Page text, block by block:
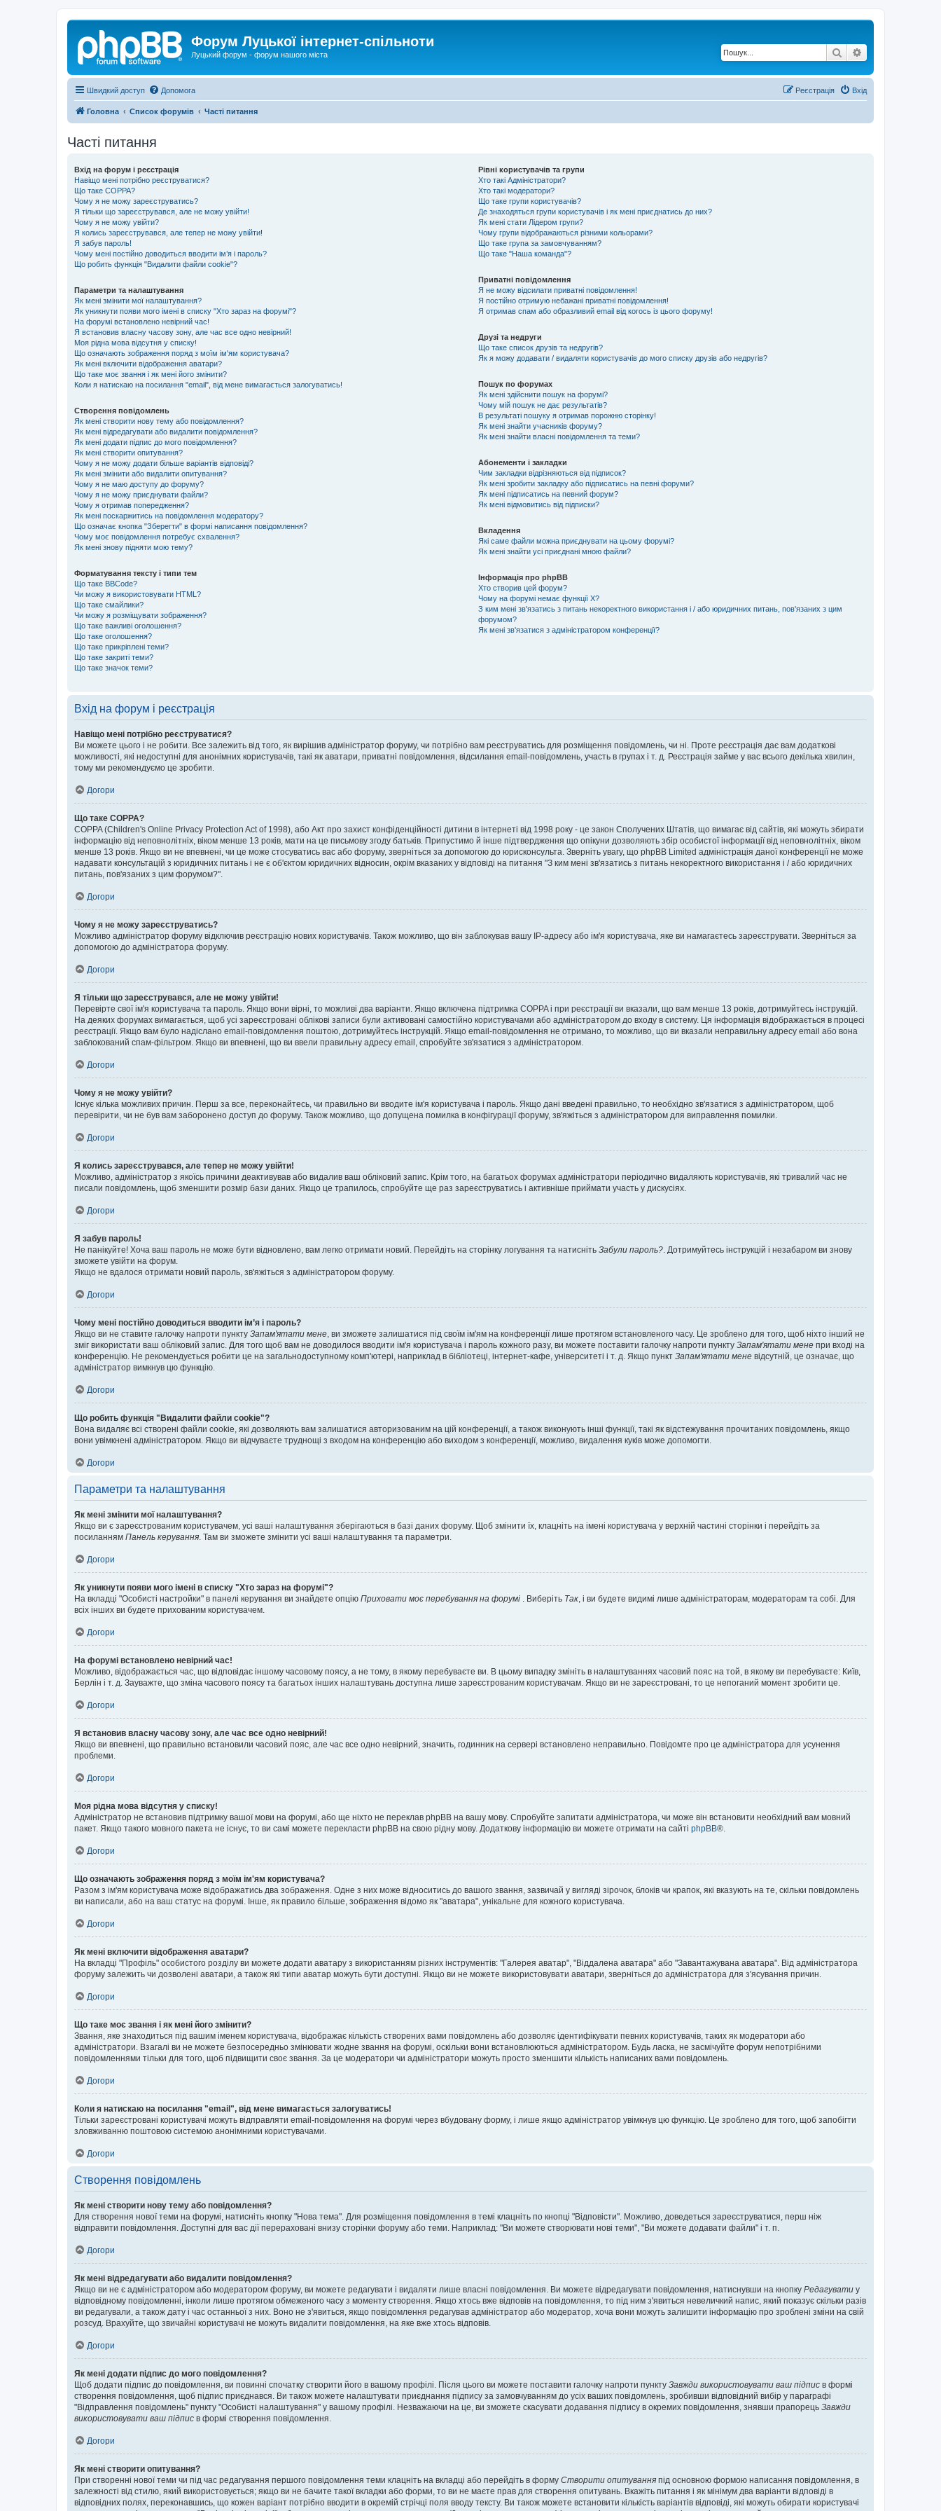
Форум Луцької інтернет-спільноти
Луцький форум - форум нашого міста Пошук
Швидкий доступ Допомога Вхід
Реєстрація
Головна Список форумів Часті питання
Часті питання
Вхід на форум і реєстрація
Навіщо мені потрібно реєструватися?
Що таке COPPA?
Чому я не можу зареєструватись?
Я тільки що зареєструвався, але не можу увійти!
Чому я не можу увійти?
Я колись зареєструвався, але тепер не можу увійти!
Я забув пароль!
Чому мені постійно доводиться вводити ім’я і пароль?
Що робить функція "Видалити файли cookie"?
Параметри та налаштування
Як мені змінити мої налаштування?
Як уникнути появи мого імені в списку "Хто зараз на форумі"?
На форумі встановлено невірний час!
Я встановив власну часову зону, але час все одно невірний!
Моя рідна мова відсутня у списку!
Що означають зображення поряд з моїм ім'ям користувача?
Як мені включити відображення аватари?
Що таке моє звання і як мені його змінити?
Коли я натискаю на посилання "email", від мене вимагається залогуватись!
Створення повідомлень
Як мені створити нову тему або повідомлення?
Як мені відредагувати або видалити повідомлення?
Як мені додати підпис до мого повідомлення?
Як мені створити опитування?
Чому я не можу додати більше варіантів відповіді?
Як мені змінити або видалити опитування?
Чому я не маю доступу до форуму?
Чому я не можу приєднувати файли?
Чому я отримав попередження?
Як мені поскаржитись на повідомлення модератору?
Що означає кнопка "Зберегти" в формі написання повідомлення?
Чому моє повідомлення потребує схвалення?
Як мені знову підняти мою тему?
Форматування тексту і типи тем
Що таке BBCode?
Чи можу я використовувати HTML?
Що таке смайлики?
Чи можу я розміщувати зображення?
Що таке важливі оголошення?
Що таке оголошення?
Що таке прикріплені теми?
Що таке закриті теми?
Що таке значок теми?
Рівні користувачів та групи
Хто такі Адміністратори?
Хто такі модератори?
Що таке групи користувачів?
Де знаходяться групи користувачів і як мені приєднатись до них?
Як мені стати Лідером групи?
Чому групи відображаються різними кольорами?
Що таке група за замовчуванням?
Що таке "Наша команда"?
Приватні повідомлення
Я не можу відсилати приватні повідомлення!
Я постійно отримую небажані приватні повідомлення!
Я отримав спам або образливий email від когось із цього форуму!
Друзі та недруги
Що таке список друзів та недругів?
Як я можу додавати / видаляти користувачів до мого списку друзів або недругів?
Пошук по форумах
Як мені здійснити пошук на форумі?
Чому мій пошук не дає результатів?
В результаті пошуку я отримав порожню сторінку!
Як мені знайти учасників форуму?
Як мені знайти власні повідомлення та теми?
Абонементи і закладки
Чим закладки відрізняються від підписок?
Як мені зробити закладку або підписатись на певні форуми?
Як мені підписатись на певний форум?
Як мені відмовитись від підписки?
Вкладення
Які саме файли можна приєднувати на цьому форумі?
Як мені знайти усі приєднані мною файли?
Інформація про phpBB
Хто створив цей форум?
Чому на форумі немає функції X?
З ким мені зв'язатись з питань некоректного використання і / або юридичних питань, пов'язаних з цим
форумом?
Як мені зв'язатися з адміністратором конференції?
Вхід на форум і реєстрація
Навіщо мені потрібно реєструватися?
Ви можете цього і не робити. Все залежить від того, як вирішив адміністратор форуму, чи потрібно вам реєструватись для розміщення повідомлень, чи ні. Проте реєстрація дає вам додаткові
можливості, які недоступні для анонімних користувачів, такі як аватари, приватні повідомлення, відсилання email-повідомлень, участь в групах і т. д. Реєстрація займе у вас всього декілька хвилин,
тому ми рекомендуємо це зробити.
Догори
Що таке COPPA?
COPPA (Children's Online Privacy Protection Act of 1998), або Акт про захист конфіденційності дитини в інтернеті від 1998 року - це закон Сполучених Штатів, що вимагає від сайтів, які можуть збирати
інформацію від неповнолітніх, віком менше 13 років, мати на це письмову згоду батьків. Припустимо й інше підтвердження що опікуни дозволяють збір особистої інформації від неповнолітніх, віком
менше 13 років. Якщо ви не впевнені, чи це може стосуватись вас або форуму, зверніться за допомогою до юрисконсульта. Зверніть увагу, що phpBB Limited адміністрація даної конференції не може
надавати консультацій з юридичних питань і не є об'єктом юридичних відносин, окрім вказаних у відповіді на питання "З ким мені зв'язатись з питань некоректного використання і / або юридичних
питань, пов'язаних з цим форумом?".
Догори
Чому я не можу зареєструватись?
Можливо адміністратор форуму відключив реєстрацію нових користувачів. Також можливо, що він заблокував вашу IP-адресу або ім'я користувача, яке ви намагаєтесь зареєструвати. Зверніться за
допомогою до адміністратора форуму.
Догори
Я тільки що зареєструвався, але не можу увійти!
Перевірте свої ім'я користувача та пароль. Якщо вони вірні, то можливі два варіанти. Якщо включена підтримка COPPA і при реєстрації ви вказали, що вам менше 13 років, дотримуйтесь інструкцій.
На деяких форумах вимагається, щоб усі зареєстровані облікові записи були активовані самостійно користувачами або адміністратором до входу в систему. Ця інформація відображається в процесі
реєстрації. Якщо вам було надіслано email-повідомлення поштою, дотримуйтесь інструкцій. Якщо email-повідомлення не отримано, то можливо, що ви вказали неправильну адресу email або вона
заблокований спам-фільтром. Якщо ви впевнені, що ви ввели правильну адресу email, спробуйте зв'язатися з адміністратором.
Догори
Чому я не можу увійти?
Існує кілька можливих причин. Перш за все, переконайтесь, чи правильно ви вводите ім'я користувача і пароль. Якщо дані введені правильно, то необхідно зв'язатися з адміністратором, щоб
перевірити, чи не був вам заборонено доступ до форуму. Також можливо, що допущена помилка в конфігурації форуму, зв'яжіться з адміністратором для виправлення помилки.
Догори
Я колись зареєструвався, але тепер не можу увійти!
Можливо, адміністратор з якоїсь причини деактивував або видалив ваш обліковий запис. Крім того, на багатьох форумах адміністратори періодично видаляють користувачів, які тривалий час не
писали повідомлень, щоб зменшити розмір бази даних. Якщо це трапилось, спробуйте ще раз зареєструватись і активніше приймати участь у дискусіях.
Догори
Я забув пароль!
Не панікуйте! Хоча ваш пароль не може бути відновлено, вам легко отримати новий. Перейдіть на сторінку логування та натисніть Забули пароль? . Дотримуйтесь інструкцій і незабаром ви знову
зможете увійти на форум.
Якщо не вдалося отримати новий пароль, зв'яжіться з адміністратором форуму.
Догори
Чому мені постійно доводиться вводити ім’я і пароль?
Якщо ви не ставите галочку напроти пункту Запам'ятати мене , ви зможете залишатися під своїм ім'ям на конференції лише протягом встановленого часу. Це зроблено для того, щоб ніхто інший не
зміг використати ваш обліковий запис. Для того щоб вам не доводилося вводити ім'я користувача і пароль кожного разу, ви можете поставити галочку напроти пункту Запам'ятати мене при вході на
конференцію. Не рекомендується робити це на загальнодоступному комп'ютері, наприклад в бібліотеці, інтернет-кафе, університеті і т. д. Якщо пункт Запам'ятати мене відсутній, це означає, що
адміністратор вимкнув цю функцію.
Догори
Що робить функція "Видалити файли cookie"?
Вона видаляє всі створені файли cookie, які дозволяють вам залишатися авторизованим на цій конференції, а також виконують інші функції, такі як відстежування прочитаних повідомлень, якщо
вони увімкнені адміністратором. Якщо ви відчуваєте труднощі з входом на конференцію або виходом з конференції, можливо, видалення куків може допомогти.
Догори
Параметри та налаштування
Як мені змінити мої налаштування?
Якщо ви є зареєстрованим користувачем, усі ваші налаштування зберігаються в базі даних форуму. Щоб змінити їх, клацніть на імені користувача у верхній частині сторінки і перейдіть за
посиланням Панель керування . Там ви зможете змінити усі ваші налаштування та параметри.
Догори
Як уникнути появи мого імені в списку "Хто зараз на форумі"?
На вкладці "Особисті настройки" в панелі керування ви знайдете опцію Приховати моє перебування на форумі . Виберіть Так , і ви будете видимі лише адміністраторам, модераторам та собі. Для
всіх інших ви будете прихованим користувачем.
Догори
На форумі встановлено невірний час!
Можливо, відображається час, що відповідає іншому часовому поясу, а не тому, в якому перебуваєте ви. В цьому випадку змініть в налаштуваннях часовий пояс на той, в якому ви перебуваєте: Київ,
Берлін і т. д. Зауважте, що зміна часового поясу та багатьох інших налаштувань доступна лише зареєстрованим користувачам. Якщо ви не зареєстровані, то це непоганий момент зробити це.
Догори
Я встановив власну часову зону, але час все одно невірний!
Якщо ви впевнені, що правильно встановили часовий пояс, але час все одно невірний, значить, годинник на сервері встановлено неправильно. Повідомте про це адміністратора для усунення
проблеми.
Догори
Моя рідна мова відсутня у списку!
Адміністратор не встановив підтримку вашої мови на форумі, або ще ніхто не переклав phpBB на вашу мову. Спробуйте запитати адміністратора, чи може він встановити необхідний вам мовний
пакет. Якщо такого мовного пакета не існує, то ви самі можете перекласти phpBB на свою рідну мову. Додаткову інформацію ви можете отримати на сайті phpBB®.
Догори
Що означають зображення поряд з моїм ім'ям користувача?
Разом з ім'ям користувача може відображатись два зображення. Одне з них може відноситись до вашого звання, зазвичай у вигляді зірочок, блоків чи крапок, які вказують на те, скільки повідомлень
ви написали, або на ваш статус на форумі. Інше, як правило більше, зображення відомо як "аватара", унікальне для кожного користувача.
Догори
Як мені включити відображення аватари?
На вкладці "Профіль" особистого розділу ви можете додати аватару з використанням різних інструментів: "Галерея аватар", "Віддалена аватара" або "Завантажувана аватара". Від адміністратора
форуму залежить чи дозволені аватари, а також які типи аватар можуть бути доступні. Якщо ви не можете використовувати аватари, зверніться до адміністратора для з'ясування причин.
Догори
Що таке моє звання і як мені його змінити?
Звання, яке знаходиться під вашим іменем користувача, відображає кількість створених вами повідомлень або дозволяє ідентифікувати певних користувачів, таких як модератори або
адміністратори. Взагалі ви не можете безпосередньо змінювати жодне звання на форумі, оскільки вони встановлюються адміністратором. Будь ласка, не засмічуйте форум непотрібними
повідомленнями тільки для того, щоб підвищити своє звання. За це модератори чи адміністратори можуть просто зменшити кількість написаних вами повідомлень.
Догори
Коли я натискаю на посилання "email", від мене вимагається залогуватись!
Тільки зареєстровані користувачі можуть відправляти email-повідомлення на форумі через вбудовану форму, і лише якщо адміністратор увімкнув цю функцію. Це зроблено для того, щоб запобігти
зловживанню поштовою системою анонімними користувачами.
Догори
Створення повідомлень
Як мені створити нову тему або повідомлення?
Для створення нової теми на форумі, натисніть кнопку "Нова тема". Для розміщення повідомлення в темі клацніть по кнопці "Відповісти". Можливо, доведеться зареєструватися, перш ніж
відправити повідомлення. Доступні для вас дії перераховані внизу сторінки форуму або теми. Наприклад: "Ви можете створювати нові теми", "Ви можете додавати файли" і т. п.
Догори
Як мені відредагувати або видалити повідомлення?
Якщо ви не є адміністратором або модератором форуму, ви можете редагувати і видаляти лише власні повідомлення. Ви можете відредагувати повідомлення, натиснувши на кнопку Редагувати у
відповідному повідомленні, інколи лише протягом обмеженого часу з моменту створення. Якщо хтось вже відповів на повідомлення, то під ним з'явиться невеличкий напис, який показує скільки разів
ви редагували, а також дату і час останньої з них. Воно не з'явиться, якщо повідомлення редагував адміністратор або модератор, хоча вони можуть залишити інформацію про зроблені зміни на свій
розсуд. Врахуйте, що звичайні користувачі не можуть видалити повідомлення, на яке вже хтось відповів.
Догори
Як мені додати підпис до мого повідомлення?
Щоб додати підпис до повідомлення, ви повинні спочатку створити його в вашому профілі. Після цього ви можете поставити галочку напроти пункту Завжди використовувати ваш підпис в формі
створення повідомлення, щоб підпис приєднався. Ви також можете налаштувати приєднання підпису за замовчуванням до усіх ваших повідомлень, зробивши відповідний вибір у параграфі
"Відправлення повідомлень" пункту "Особисті налаштування" у вашому профілі. Незважаючи на це, ви зможете скасувати додавання підпису в окремих повідомлення, знявши прапорець Завжди
використовувати ваш підпис в формі створення повідомлення.
Догори
Як мені створити опитування?
При створенні нової теми чи під час редагування першого повідомлення теми клацніть на вкладці або перейдіть в форму Створити опитування під основною формою написання повідомлення, в
залежності від стилю, який використовується; якщо ви не бачите такої вкладки або форми, то ви не маєте прав для створення опитувань. Вкажіть питання і як мінімум два варіанти відповіді в
відповідних полях, переконавшись, що кожен варіант потрібно вводити в окремій стрічці поля вводу тексту. Ви також можете встановити кількість варіантів відповіді, які можуть обирати користувачі